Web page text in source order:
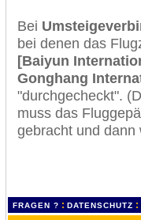
Bei
bei denen das
[Baiyun
Gonghang
"durchgecheckt".
muss das
gebracht und dann
FRAGEN ? : DATENSCHUTZ :